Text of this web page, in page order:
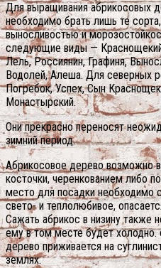
Для выращивания абрикосовых
необходимо брать лишь те
выносливостью и
следующие виды —
Лель, Россиянин, Графиня,
Водолей, Алеша. Для северных
Погребок, Успех, Сын
Монастырский.
Они прекрасно переносят
зимний период.
Абрикосовое дерево возможно
косточки, черенкованием либо
место для посадки необходимо
свето- и теплолюбивое,
Сажать абрикос в низину также
ему в том месте будет холодно.
дерево приживается на
землях.